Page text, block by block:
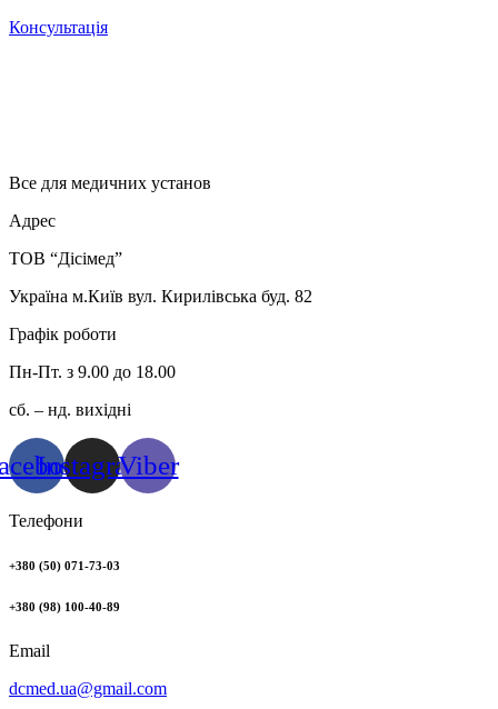
Консультація
Все для медичних установ
Адрес
ТОВ “Дісімед”
Україна м.Київ вул. Кирилівська буд. 82
Графік роботи
Пн-Пт. з 9.00 до 18.00
сб. – нд. вихідні
InstagramViber
Телефони
+380 (50) 071-73-03
+380 (98) 100-40-89
Email
dcmed.ua@gmail.com